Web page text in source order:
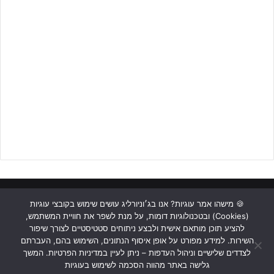
ראשי כתבות תכנים מקצועיים תנאי שימוש
מדיניות אבטחה
כתבו לנו
Facebook
YouTube
Instagram
🍪 מישהו אמר עוגיות? אנו בג׳וניורליג עושים שימוש בקובצי עוגיות
(Cookies) ובטכנולוגיות דומות, על מנת לשפר את חוויית המשתמש,
להציע תוכן מותאם אישית ולבצע ניתוחים סטטיסטיים לצורך שיפור
השירות. למידע מפורט על אופן איסוף הנתונים, השימוש בהם, העברתם
לצדדים שלישיים וניהול העדפות – ניתן לעיין במדיניות הפרטיות. המשך
גלישה באתר מהווה הסכמה לשימוש בעוגיות